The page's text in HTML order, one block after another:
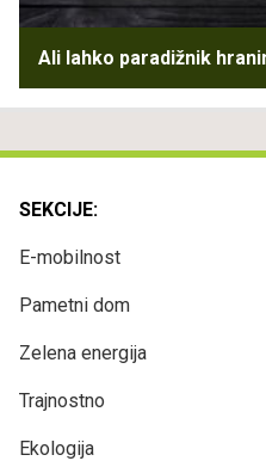
Ali lahko paradižnik
SEKCIJE:
E-mobilnost
Pametni dom
Zelena energija
Trajnostno
Ekologija